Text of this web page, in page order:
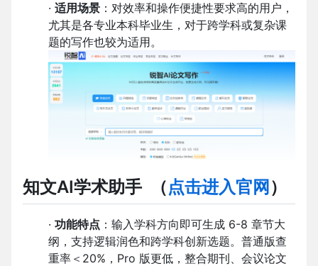
· 适用场景 ：对效率和操作便捷性要求高的用户，
尤其是各专业本科毕业生，对于跨学科或复杂课
题的写作也较为适用。
知文AI学术助手 （点击进入官网 ）
· 功能特点 ：输入学科方向即可生成 6-8 章节大
纲，支持逻辑润色和跨学科创新选题。普通版查
重率＜20%，Pro 版更低，整合期刊、会议论文